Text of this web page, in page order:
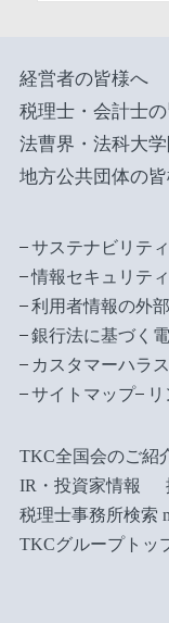
経営者の皆様へ
税理士・会計士
法曹界・法科大
地方公共団体の
サステナビリテ
情報セキュリテ
利用者情報の外
銀行法に基づく
カスタマーハラ
サイトマップ
TKC全国会のご紹
IR・投資家情報
税理士事務所検索
TKCグループトッ